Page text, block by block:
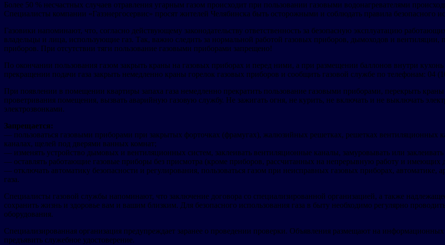
Более 50 % несчастных случаев отравления угарным газом происходит при пользовании газовыми водонагревателями
Специалисты компании «Газэнергосервис» просят жителей Челябинска быть осторожными и соблюдать правила безопасного
Газовики напоминают, что, согласно действующему законодательству ответственность за безопасную эксплуатацию
владельцы и лица, использующие газ. Так, важно следить за нормальной работой газовых приборов, дымоходов и вентиляции,
приборов. При отсутствии тяги пользование газовыми приборами запрещено!
По окончании пользования газом закрыть краны на газовых приборах и перед ними, а при размещении баллонов внутри
прекращении подачи газа закрыть немедленно краны горелок газовых приборов и сообщить газовой службе по телефонам: 04
При появлении в помещении квартиры запаха газа немедленно прекратить пользование газовыми приборами, перекрыть
проветривания помещения, вызвать аварийную газовую службу. Не зажигать огня, не курить, не включать и не выключать
электрозвонками.
Запрещается:
— пользоваться газовыми приборами при закрытых форточках (фрамугах), жалюзийных решетках, решетках вентиляционных
каналах, щелей под дверями ванных комнат;
— изменять устройство дымовых и вентиляционных систем, заклеивать вентиляционные каналы, замуровывать или
— оставлять работающие газовые приборы без присмотра (кроме приборов, рассчитанных на непрерывную работу и имеющих
— отключать автоматику безопасности и регулирования, пользоваться газом при неисправных газовых приборах,
газа.
Специалисты газовой службы напоминают, что заключение договора со специализированной организацией, а также
сохранить жизнь и здоровье вам и вашим близким. Для безопасного использования газа в быту необходимо регулярно
оборудования.
Специализированная организация предупреждает заранее о проведении проверки. Объявления размещают на
предъявить служебное удостоверение.